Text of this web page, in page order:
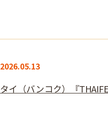
2026.05.13
タイ（バンコク）『